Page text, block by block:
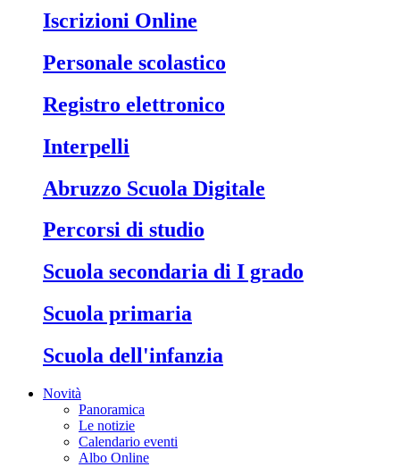
Iscrizioni Online
Personale scolastico
Registro elettronico
Interpelli
Abruzzo Scuola Digitale
Percorsi di studio
Scuola secondaria di I grado
Scuola primaria
Scuola dell'infanzia
Novità
Panoramica
Le notizie
Calendario eventi
Albo Online